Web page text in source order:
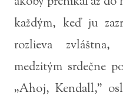
každým, keď ju
rozlieva
medzitým srdečne
„Ahoj, Kendall,”